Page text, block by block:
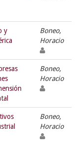
y
Boneo,
Horacio
Boneo,
Horacio
Boneo,
Horacio